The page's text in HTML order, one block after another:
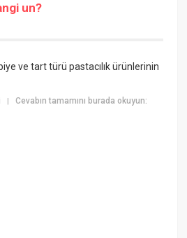
un?
ve tart türü pastacılık ürünlerinin
|Cevabın tamamını burada okuyun: